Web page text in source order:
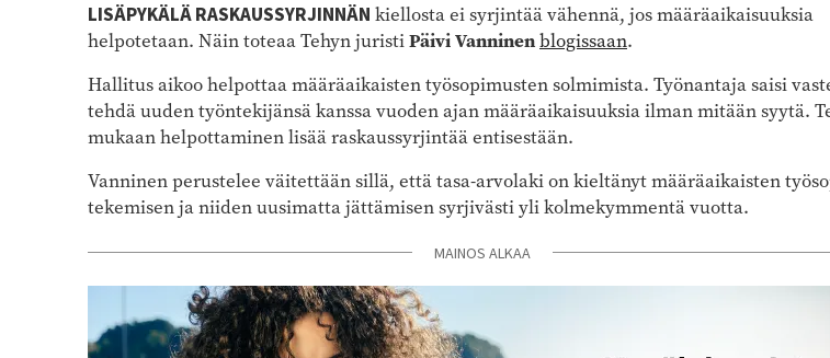
LISÄPYKÄLÄ RASKAUSSYRJINNÄN kiellosta ei syrjintää vähennä, jos määräaikaisuuksia
helpotetaan. Näin toteaa Tehyn juristiPäivi Vanninenblogissaan.
Hallitus aikoo helpottaa määräaikaisten työsopimusten solmimista. Työnantaja saisi
tehdä uuden työntekijänsä kanssa vuoden ajan määräaikaisuuksia ilman mitään syytä.
mukaan helpottaminen lisää raskaussyrjintää entisestään.
Vanninen perustelee väitettään sillä, että tasa-arvolaki on kieltänyt määräaikaisten
tekemisen ja niiden uusimatta jättämisen syrjivästi yli kolmekymmentä vuotta.
MAINOS ALKAA